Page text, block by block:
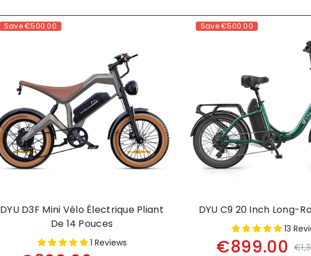
Save€500.00
DYU D3F Mini Vélo Électrique Pliant
De 14 Pouces
1 Reviews
Save€500.00
DYU C9 20 Inch Long-
13
€899.00